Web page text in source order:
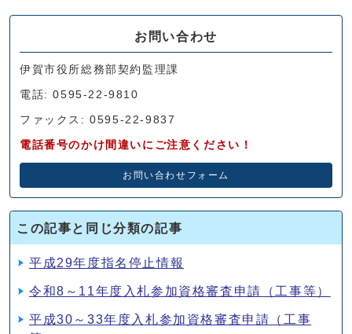
お問い合わせ
伊賀市役所総務部契約監理課
電話: 0595-22-9810
ファックス: 0595-22-9837
電話番号のかけ間違いにご注意ください！
お問い合わせフォーム
この記事と同じ分類の記事
平成29年度指名停止情報
令和8～11年度入札参加資格審査申請（工事等）
平成30～33年度入札参加資格審査申請（工事